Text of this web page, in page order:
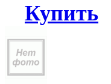
Купить